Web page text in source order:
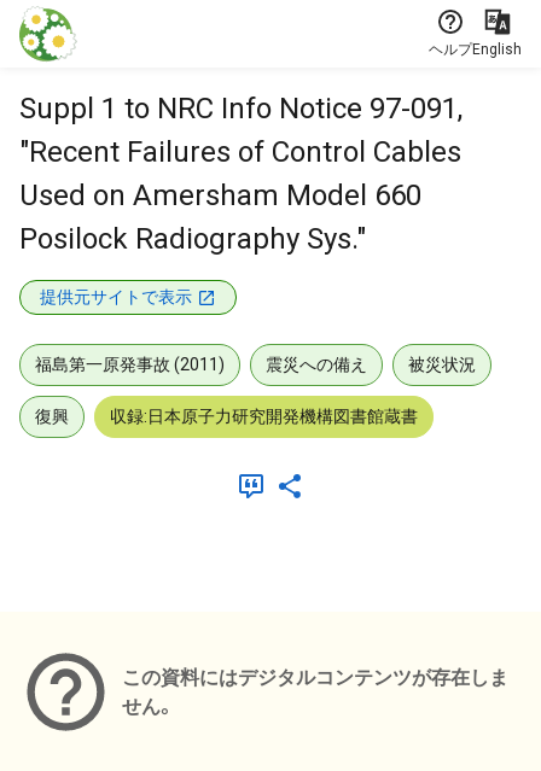
本文に飛ぶ
ヘルプEnglish
Suppl 1 to NRC Info Notice 97-091,
"Recent Failures of Control Cables
Used on Amersham Model 660
Posilock Radiography Sys."
提供元サイトで表示
福島第一原発事故 (2011) 震災への備え 被災状況
復興 収録:日本原子力研究開発機構図書館蔵書
この資料にはデジタルコンテンツが存在しま
せん。